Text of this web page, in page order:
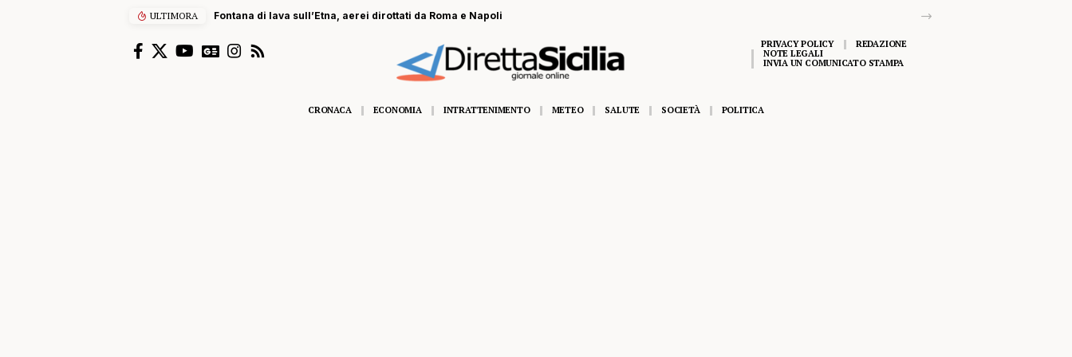
ULTIMORA Fontana di lava sull’Etna, aerei dirottati da Roma e Napoli
PRIVACY POLICY
REDAZIONE
NOTE LEGALI
INVIA UN COMUNICATO STAMPA
CRONACA ECONOMIA INTRATTENIMENTO METEO SALUTE SOCIETÀ POLITICA